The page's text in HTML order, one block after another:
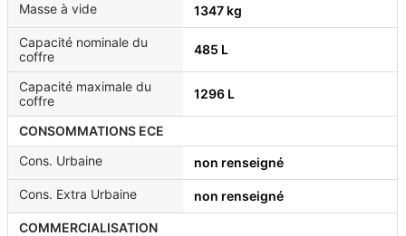
Masse à vide 1347 kg
Capacité nominale du
coffre
485 L
Capacité maximale du
coffre
1296 L
CONSOMMATIONS ECE
Cons. Urbaine
non renseigné
Cons. Extra Urbaine non renseigné
COMMERCIALISATION